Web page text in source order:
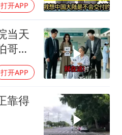
打开APP
当天
哥傻
打开APP
靠得